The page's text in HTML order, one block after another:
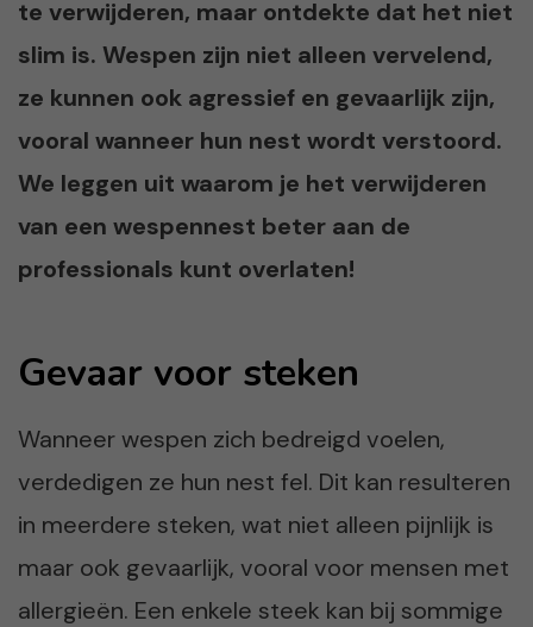
te verwijderen, maar ontdekte dat het niet
slim is. Wespen zijn niet alleen vervelend,
ze kunnen ook agressief en gevaarlijk zijn,
vooral wanneer hun nest wordt verstoord.
We leggen uit waarom je het verwijderen
van een wespennest beter aan de
professionals kunt overlaten!
Gevaar voor steken
Wanneer wespen zich bedreigd voelen,
verdedigen ze hun nest fel. Dit kan resulteren
in meerdere steken, wat niet alleen pijnlijk is
maar ook gevaarlijk, vooral voor mensen met
allergieën. Een enkele steek kan bij sommige